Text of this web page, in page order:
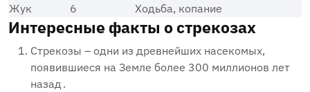
Жук
6 Ходьба‚ копание
Интересные факты о стрекозах
Стрекозы – одни из древнейших насекомых‚
появившиеся на Земле более 300 миллионов лет
назад․